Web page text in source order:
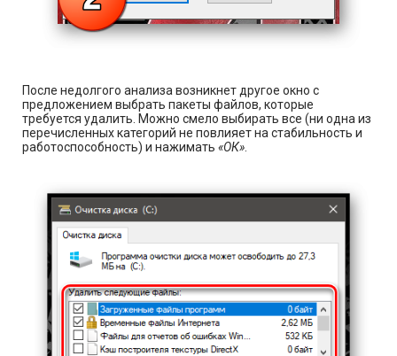
После недолгого анализа возникнет другое окно с
предложением выбрать пакеты файлов, которые
требуется удалить. Можно смело выбирать все (ни одна из
перечисленных категорий не повлияет на стабильность и
работоспособность) и нажимать «ОК»